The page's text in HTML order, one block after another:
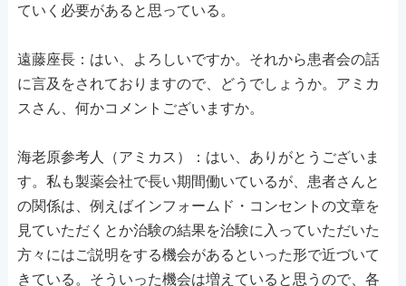
ていく必要があると思っている。
遠藤座長：はい、よろしいですか。それから患者会の話
に言及をされておりますので、どうでしょうか。アミカ
スさん、何かコメントございますか。
海老原参考人（アミカス）：はい、ありがとうございま
す。私も製薬会社で長い期間働いているが、患者さんと
の関係は、例えばインフォームド・コンセントの文章を
見ていただくとか治験の結果を治験に入っていただいた
方々にはご説明をする機会があるといった形で近づいて
きている。そういった機会は増えていると思うので、各